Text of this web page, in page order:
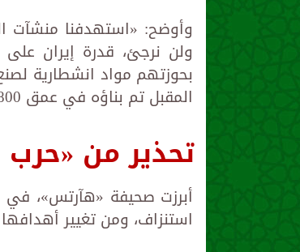
وأوضح: «استهدفنا منشآت
ولن نرجئ، قدرة إيران
بحوزتهم مواد انشطارية
المقبل تم بناؤه في عمق 800 متر».
تحذير من «حرب
أبرزت صحيفة «هآرتس»، في
استنزاف، ومن تغيير